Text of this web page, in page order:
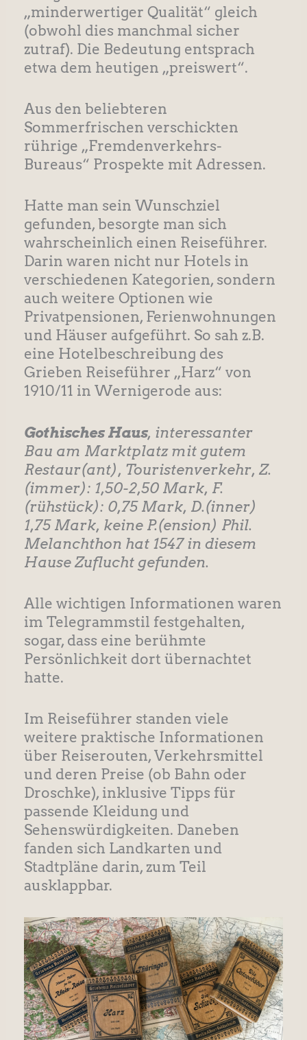
„minderwertiger Qualität“ gleich
(obwohl dies manchmal sicher
zutraf). Die Bedeutung entsprach
etwa dem heutigen „preiswert“.
Aus den beliebteren
Sommerfrischen verschickten
rührige „Fremdenverkehrs-
Bureaus“ Prospekte mit Adressen.
Hatte man sein Wunschziel
gefunden, besorgte man sich
wahrscheinlich einen Reiseführer.
Darin waren nicht nur Hotels in
verschiedenen Kategorien, sondern
auch weitere Optionen wie
Privatpensionen, Ferienwohnungen
und Häuser aufgeführt. So sah z.B.
eine Hotelbeschreibung des
Grieben Reiseführer „Harz“ von
1910/11 in Wernigerode aus:
Gothisches Haus, interessanter
Bau am Marktplatz mit gutem
Restaur(ant), Touristenverkehr, Z.
(immer): 1,50-2,50 Mark, F.
(rühstück): 0,75 Mark, D.(inner)
1,75 Mark, keine P.(ension) Phil.
Melanchthon hat 1547 in diesem
Hause Zuflucht gefunden.
Alle wichtigen Informationen waren
im Telegrammstil festgehalten,
sogar, dass eine berühmte
Persönlichkeit dort übernachtet
hatte.
Im Reiseführer standen viele
weitere praktische Informationen
über Reiserouten, Verkehrsmittel
und deren Preise (ob Bahn oder
Droschke), inklusive Tipps für
passende Kleidung und
Sehenswürdigkeiten. Daneben
fanden sich Landkarten und
Stadtpläne darin, zum Teil
ausklappbar.